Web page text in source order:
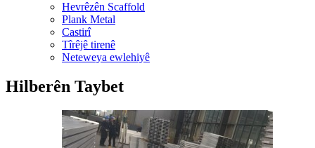
Hevrêzên Scaffold
Plank Metal
Castirî
Tîrêjê tirenê
Neteweya ewlehiyê
Hilberên Taybet